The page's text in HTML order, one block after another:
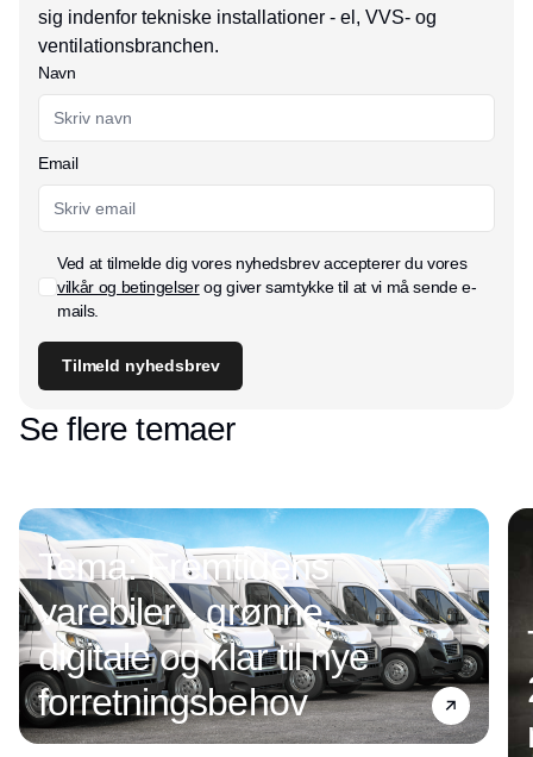
sig indenfor tekniske installationer - el, VVS- og
ventilationsbranchen.
Navn
Email
Ved at tilmelde dig vores nyhedsbrev accepterer du vores
vilkår og betingelserog giver samtykke til at vi må sende e-
mails.
Tilmeld nyhedsbrev
Se flere temaer
Tema: Fremtidens
varebiler - grønne,
digitale og klar til nye
forretningsbehov